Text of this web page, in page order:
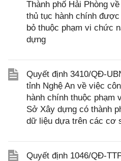
Thành phố Hải Phòng
thủ tục hành chính
bỏ thuộc phạm vi chức
dựng
Quyết định 3410/QĐ-
tỉnh Nghệ An về việc
hành chính thuộc phạm
Sở Xây dựng có thành
dữ liệu dựa trên các cơ
Quyết định 1046/QĐ-